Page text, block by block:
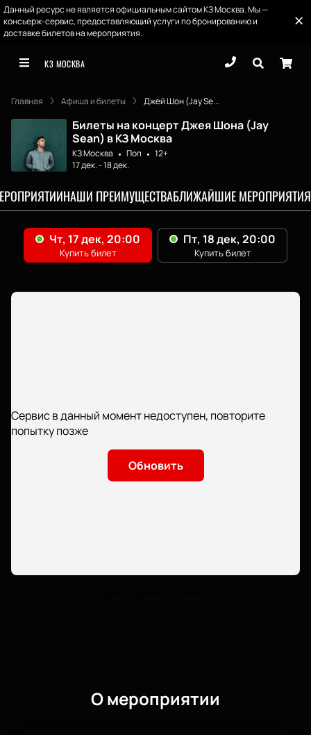
Данный ресурс не является официальным сайтом КЗ Москва. Мы —
консьерж-сервис, предоставляющий услуги по бронированию и
доставке билетов на мероприятия.
КЗ МОСКВА
Главная Афиша и билеты Джей Шон (Jay Se...
Билеты на концерт Джея Шона (Jay
Sean) в КЗ Москва
КЗ Москва Поп
12+
17 дек.-18 дек.
НАШИ ПРЕИМУЩЕСТВАБЛИЖАЙШИЕ МЕРОПРИЯТИЯ
Сервис в данный момент недоступен, повторите
попытку позже
Обновить
О мероприятии